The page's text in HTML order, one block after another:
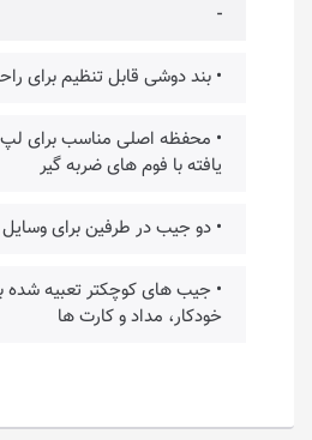
-
• بند دوشی قابل تنظیم برای
• محفظه اصلی مناسب برای
یافته با فوم های ضربه گیر
• دو جیب در طرفین برای
• جیب های کوچکتر تعبیه شده
خودکار، مداد و کارت ها